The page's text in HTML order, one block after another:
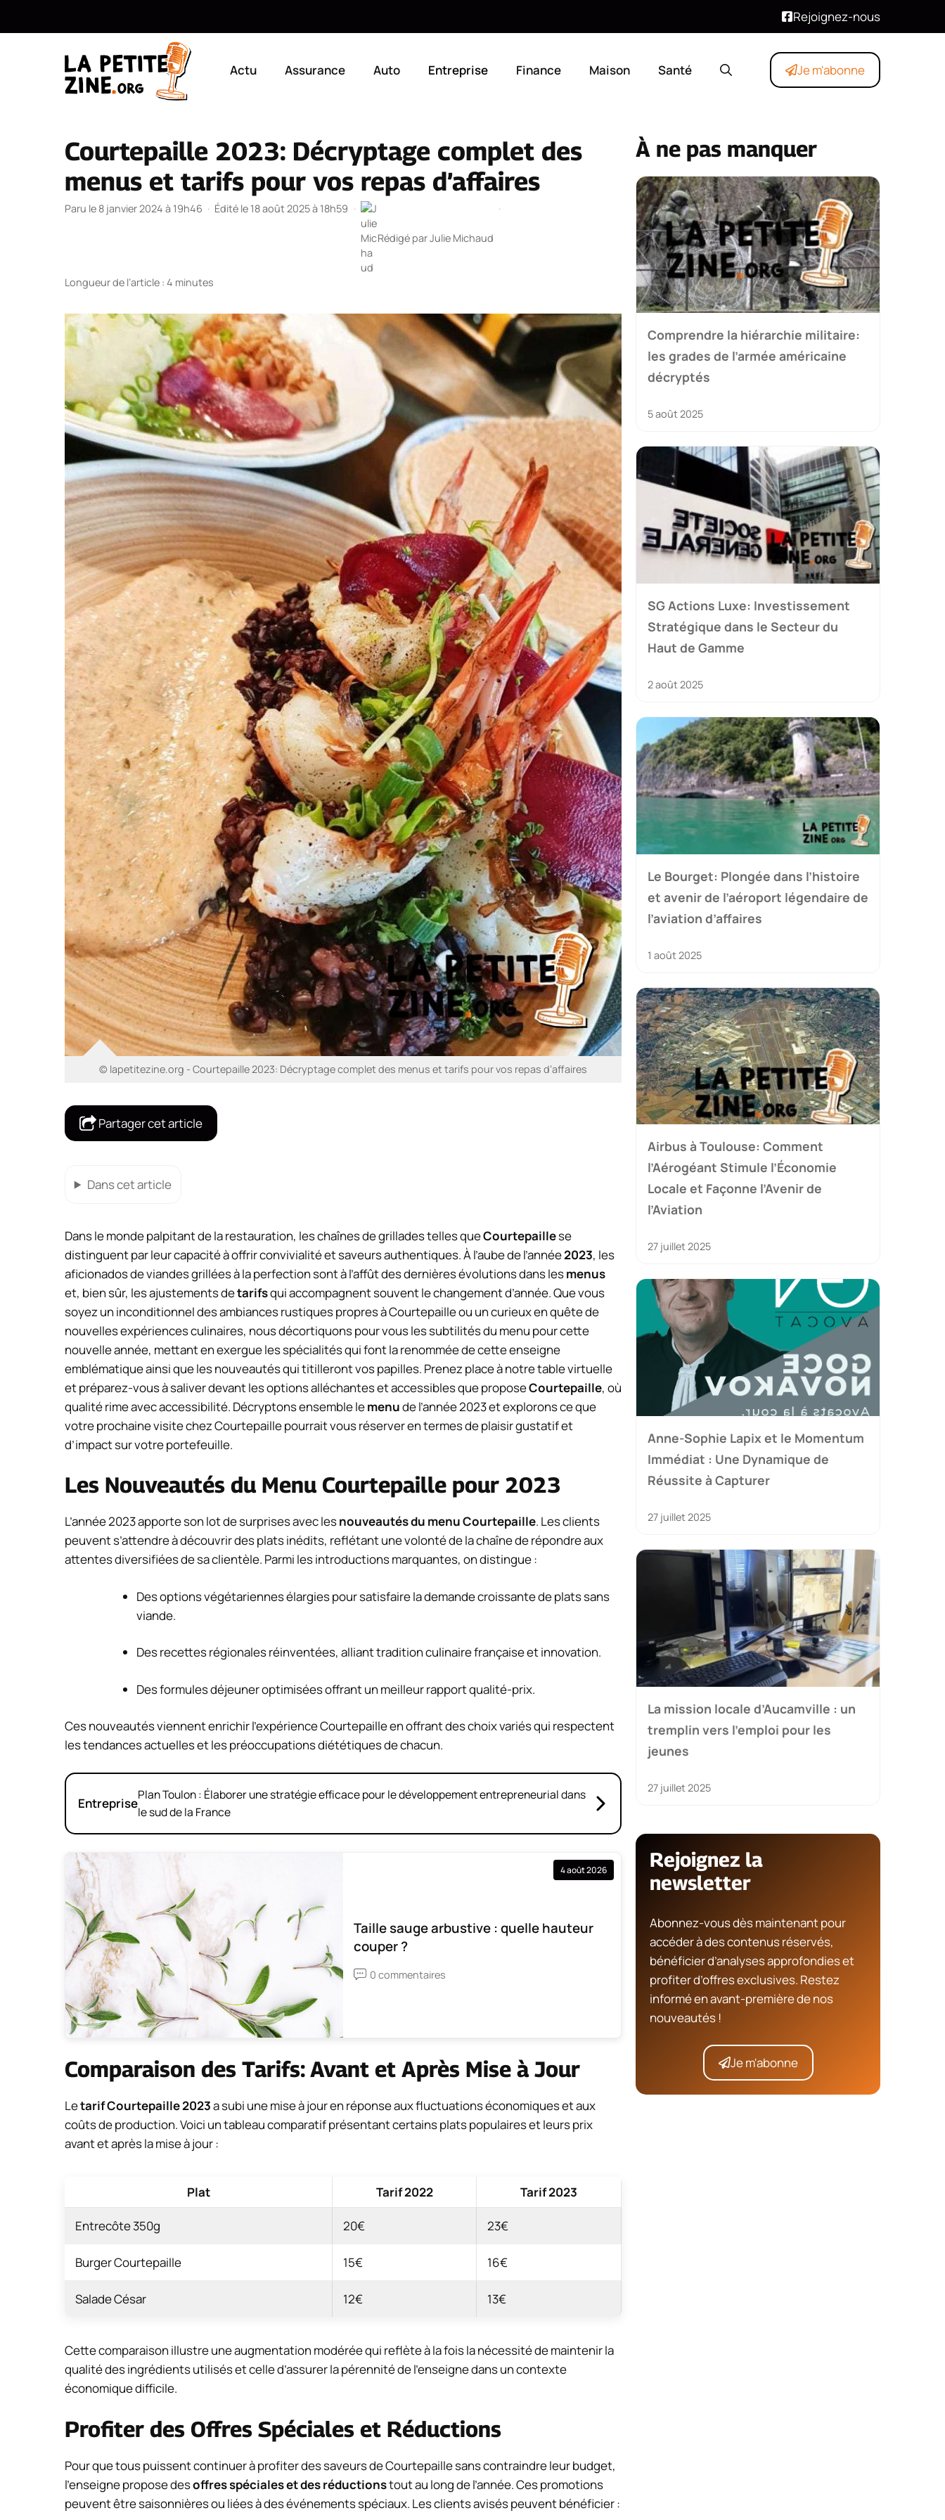
Rejoignez-nous
Actu Assurance Auto Entreprise Finance Maison Santé Je m'abonne
Courtepaille 2023: Décryptage complet des
menus et tarifs pour vos repas d’affaires
Paru le 8 janvier 2024 à 19h46 · Édité le 18 août 2025 à 18h59 ·
Rédigé parJulie Michaud
·
Longueur de l’article : 4 minutes
© lapetitezine.org - Courtepaille 2023: Décryptage complet des menus et tarifs pour vos repas d’affaires
Partager cet article
Dans cet article
Dans le monde palpitant de la restauration, les chaînes de grillades telles queCourtepaillese
distinguent par leur capacité à offrir convivialité et saveurs authentiques. À l’aube de l’année2023, les
aficionados de viandes grillées à la perfection sont à l’affût des dernières évolutions dans lesmenus
et, bien sûr, les ajustements detarifsqui accompagnent souvent le changement d’année. Que vous
soyez un inconditionnel des ambiances rustiques propres à Courtepaille ou un curieux en quête de
nouvelles expériences culinaires, nous décortiquons pour vous les subtilités du menu pour cette
nouvelle année, mettant en exergue les spécialités qui font la renommée de cette enseigne
emblématique ainsi que les nouveautés qui titilleront vos papilles. Prenez place à notre table virtuelle
et préparez-vous à saliver devant les options alléchantes et accessibles que proposeCourtepaille, où
qualité rime avec accessibilité. Décryptons ensemble lemenude l’année 2023 et explorons ce que
votre prochaine visite chez Courtepaille pourrait vous réserver en termes de plaisir gustatif et
d’impact sur votre portefeuille.
Les Nouveautés du Menu Courtepaille pour 2023
L’année 2023 apporte son lot de surprises avec lesnouveautés du menu Courtepaille. Les clients
peuvent s’attendre à découvrir des plats inédits, reflétant une volonté de la chaîne de répondre aux
attentes diversifiées de sa clientèle. Parmi les introductions marquantes, on distingue :
Des options végétariennes élargies pour satisfaire la demande croissante de plats sans
viande.
Des recettes régionales réinventées, alliant tradition culinaire française et innovation.
Des formules déjeuner optimisées offrant un meilleur rapport qualité-prix.
Ces nouveautés viennent enrichir l’expérience Courtepaille en offrant des choix variés qui respectent
les tendances actuelles et les préoccupations diététiques de chacun.
Entreprise
Plan Toulon : Élaborer une stratégie efficace pour le développement entrepreneurial dans
le sud de la France
4 août 2026
Taille sauge arbustive : quelle hauteur
couper ?
0 commentaires
Comparaison des Tarifs: Avant et Après Mise à Jour
Letarif Courtepaille 2023a subi une mise à jour en réponse aux fluctuations économiques et aux
coûts de production. Voici un tableau comparatif présentant certains plats populaires et leurs prix
avant et après la mise à jour :
Plat Tarif 2022 Tarif 2023
Entrecôte 350g 20€ 23€
Burger Courtepaille 15€ 16€
Salade César 12€ 13€
Cette comparaison illustre une augmentation modérée qui reflète à la fois la nécessité de maintenir la
qualité des ingrédients utilisés et celle d’assurer la pérennité de l’enseigne dans un contexte
économique difficile.
Profiter des Offres Spéciales et Réductions
Pour que tous puissent continuer à profiter des saveurs de Courtepaille sans contraindre leur budget,
l’enseigne propose desoffres spéciales et des réductionstout au long de l’année. Ces promotions
peuvent être saisonnières ou liées à des événements spéciaux. Les clients avisés peuvent bénéficier :
À ne pas manquer
Comprendre la hiérarchie militaire:
les grades de l’armée américaine
décryptés
5 août 2025
SG Actions Luxe: Investissement
Stratégique dans le Secteur du
Haut de Gamme
2 août 2025
Le Bourget: Plongée dans l’histoire
et avenir de l’aéroport légendaire de
l’aviation d’affaires
1 août 2025
Airbus à Toulouse: Comment
l’Aérogéant Stimule l’Économie
Locale et Façonne l’Avenir de
l’Aviation
27 juillet 2025
Anne-Sophie Lapix et le Momentum
Immédiat : Une Dynamique de
Réussite à Capturer
27 juillet 2025
La mission locale d’Aucamville : un
tremplin vers l’emploi pour les
jeunes
27 juillet 2025
Rejoignez la
newsletter
Abonnez-vous dès maintenant pour
accéder à des contenus réservés,
bénéficier d’analyses approfondies et
profiter d’offres exclusives. Restez
informé en avant-première de nos
nouveautés !
Je m'abonne